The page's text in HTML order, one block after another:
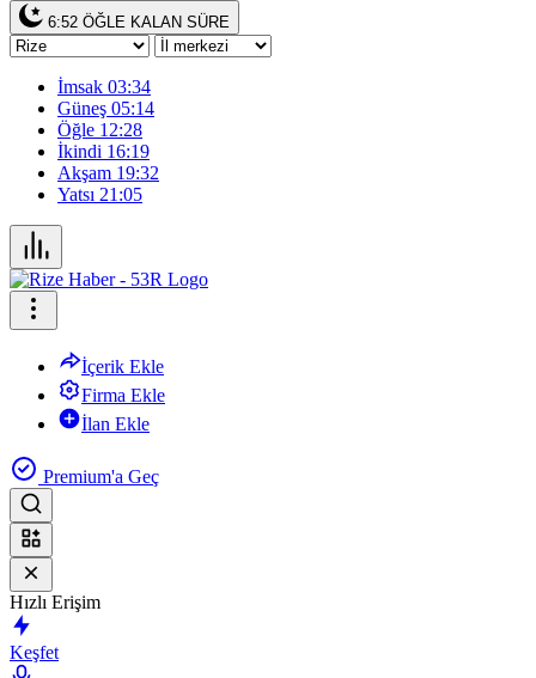
6:52 ÖĞLE KALAN SÜRE
İmsak 03:34
Güneş 05:14
Öğle 12:28
İkindi 16:19
Akşam 19:32
Yatsı 21:05
İçerik Ekle
Firma Ekle
İlan Ekle
Premium'a Geç
Hızlı Erişim
Keşfet